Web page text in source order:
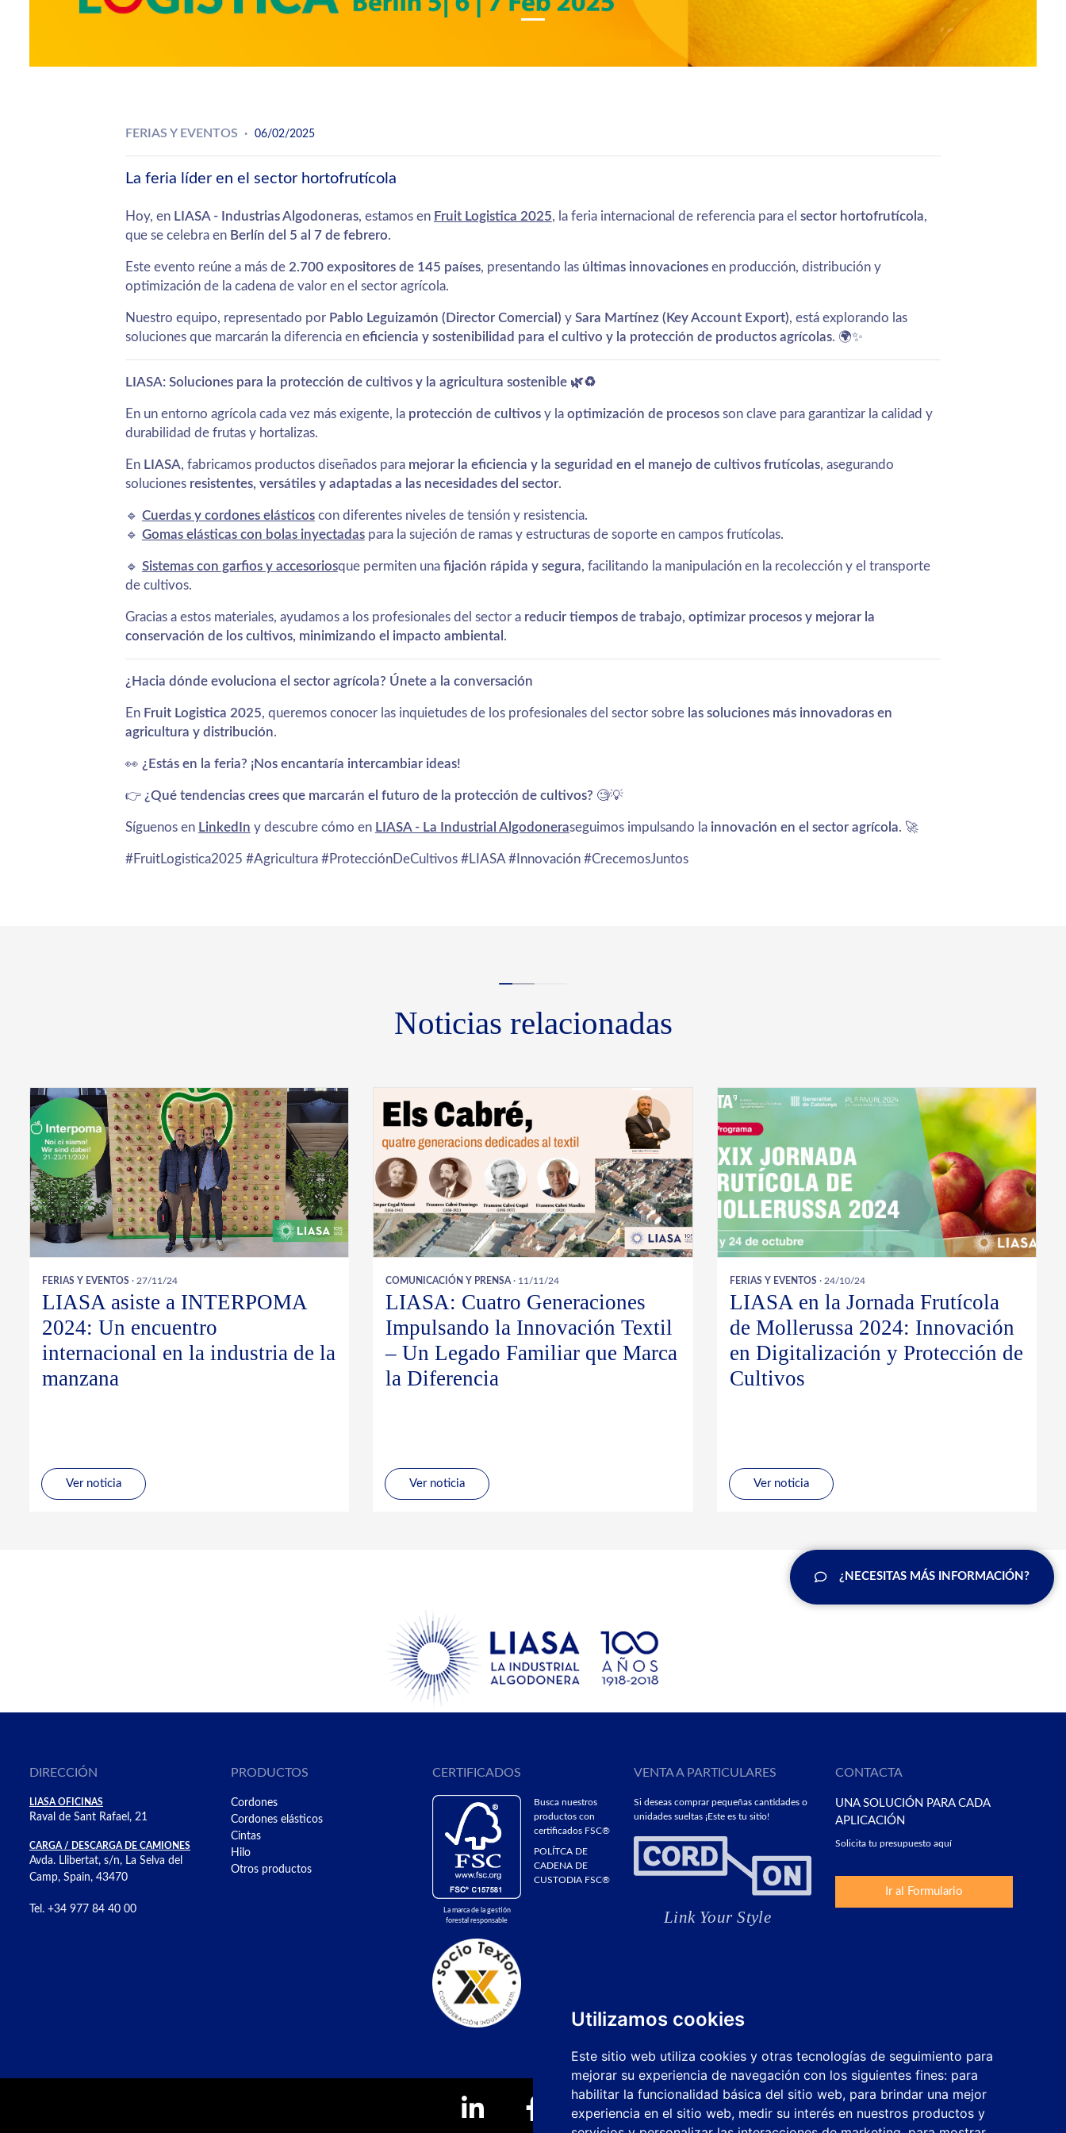
Utilizamos cookies
Este sitio web utiliza cookies y otras tecnologías de seguimiento para
mejorar su experiencia de navegación con los siguientes fines: para
habilitar la funcionalidad básica del sitio web, para brindar una mejor
experiencia en el sitio web, medir su interés en nuestros productos y
FERIAS Y EVENTOS 06/02/2025
La feria líder en el sector hortofrutícola
Hoy, en LIASA - Industrias Algodoneras, estamos en Fruit Logistica 2025, la feria internacional de referencia para el sector hortofrutícola,
que se celebra en Berlín del 5 al 7 de febrero.
Este evento reúne a más de 2.700 expositores de 145 países, presentando las últimas innovacionesen producción, distribución y
optimización de la cadena de valor en el sector agrícola.
Nuestro equipo, representado por Pablo Leguizamón (Director Comercial) y Sara Martínez (Key Account Export), está explorando las
soluciones que marcarán la diferencia en eficiencia y sostenibilidad para el cultivo y la protección de productos agrícolas. 🌍✨
LIASA: Soluciones para la protección de cultivos y la agricultura sostenible 🌿♻️
En un entorno agrícola cada vez más exigente, la protección de cultivosy la optimización de procesosson clave para garantizar la calidad y
durabilidad de frutas y hortalizas.
En LIASA, fabricamos productos diseñados para mejorar la eficiencia y la seguridad en el manejo de cultivos frutícolas, asegurando
soluciones resistentes, versátiles y adaptadas a las necesidades del sector.
🔹 Cuerdas y cordones elásticoscon diferentes niveles de tensión y resistencia.
🔹 Gomas elásticas con bolas inyectadaspara la sujeción de ramas y estructuras de soporte en campos frutícolas.
🔹 Sistemas con garfios y accesoriosque permiten una fijación rápida y segura, facilitando la manipulación en la recolección y el transporte
de cultivos.
Gracias a estos materiales, ayudamos a los profesionales del sector a reducir tiempos de trabajo, optimizar procesos y mejorar la
conservación de los cultivos, minimizando el impacto ambiental .
¿Hacia dónde evoluciona el sector agrícola? Únete a la conversación
En Fruit Logistica 2025, queremos conocer las inquietudes de los profesionales del sector sobre las soluciones más innovadoras en
agricultura y distribución.
👀 ¿Estás en la feria? ¡Nos encantaría intercambiar ideas!
👉 ¿Qué tendencias crees que marcarán el futuro de la protección de cultivos? 🧐💡
Síguenos en LinkedIn y descubre cómo en LIASA - La Industrial Algodoneraseguimos impulsando la innovación en el sector agrícola. 🚀
#FruitLogistica2025 #Agricultura #ProtecciónDeCultivos #LIASA #Innovación #CrecemosJuntos
Noticias relacionadas
FERIAS Y EVENTOS · 27/11/24
LIASA asiste a INTERPOMA
2024: Un encuentro
internacional en la industria de la
manzana
Ver noticia
COMUNICACIÓN Y PRENSA · 11/11/24
LIASA: Cuatro Generaciones
Impulsando la Innovación Textil
– Un Legado Familiar que Marca
la Diferencia
Ver noticia
FERIAS Y EVENTOS · 24/10/24
LIASA en la Jornada Frutícola
de Mollerussa 2024: Innovación
en Digitalización y Protección de
Cultivos
Ver noticia
¿NECESITAS MÁS INFORMACIÓN?
DIRECCIÓN
LIASA OFICINAS
Raval de Sant Rafael, 21
CARGA / DESCARGA DE CAMIONES
Avda. Llibertat, s/n, La Selva del
Camp, Spain, 43470
Tel. +34 977 84 40 00
PRODUCTOS
Cordones
Cordones elásticos
Cintas
Hilo
Otros productos
CERTIFICADOS
Busca nuestros
productos con
certificados FSC®
POLÍTCA DE
CADENA DE
CUSTODIA FSC®
La marca de la gestión
forestal responsable
VENTA A PARTICULARES
Si deseas comprar pequeñas cantidades o
unidades sueltas ¡Este es tu sitio!
CONTACTA
UNA SOLUCIÓN PARA CADA
APLICACIÓN
Solicita tu presupuesto aquí
Ir al Formulario